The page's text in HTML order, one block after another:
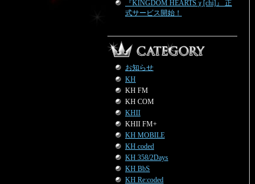
『KINGDOM HEARTS χ [chi]』 正
式サービス開始！
お知らせ
KH
KH FM
KH COM
KHII
KHII FM+
KH MOBILE
KH coded
KH 358/2Days
KH BbS
KH Re:coded